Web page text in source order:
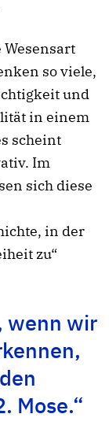
so viele,
und
in einem
scheint
Im
sich diese
in der
zu“
wenn wir
Mose.“